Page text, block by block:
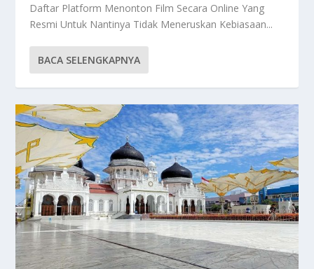
Daftar Platform Menonton Film Secara Online Yang
Resmi Untuk Nantinya Tidak Meneruskan Kebiasaan...
BACA SELENGKAPNYA